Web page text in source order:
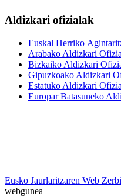
Aldizkari ofizialak
Euskal Herriko
Arabako Aldizkari
Bizkaiko Aldizkari
Gipuzkoako Aldizkari
Estatuko Aldizkari
Europar Batasuneko
Eusko Jaurlaritzaren Web
webgunea